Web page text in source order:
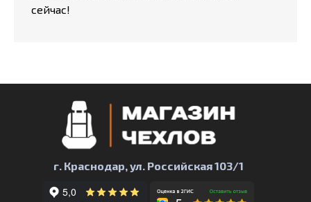
сейчас!
г. Краснодар, ул. Российская 103/1